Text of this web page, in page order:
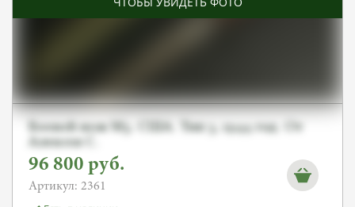
Боевой нож М3. США. Тип 3, 1944 год. От
Алексея С.
96 800 руб.
Артикул: 2361